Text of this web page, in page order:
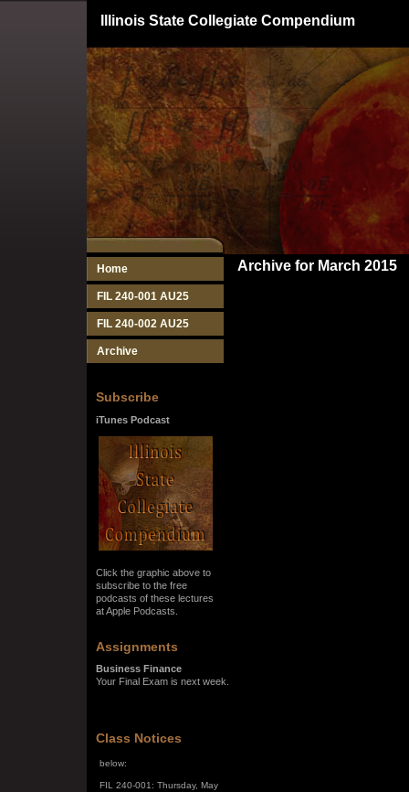
Illinois State Collegiate Compendium
Home
FIL 240-001 AU25
FIL 240-002 AU25
Archive
Subscribe
iTunes Podcast
Click the graphic above to
subscribe to the free
podcasts of these lectures
at Apple Podcasts.
Assignments
Business Finance
Your Final Exam is next week.
Class Notices
below:
FIL 240-001: Thursday, May
Archive for March 2015